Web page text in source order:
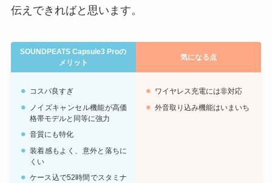
伝えできればと思います。
SOUNDPEATS Capsule3 Proの
メリット
気になる点
コスパ良すぎ
ノイズキャンセル機能が高価
格帯モデルと同等に強力
音質にも特化
装着感もよく、意外と落ちに
くい
ケース込で52時間でスタミナ
ワイヤレス充電には非対応
外音取り込み機能はいまいち